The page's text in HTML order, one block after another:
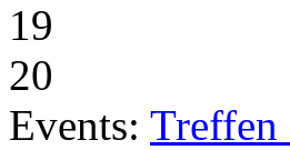
19
20
Events: Treffen